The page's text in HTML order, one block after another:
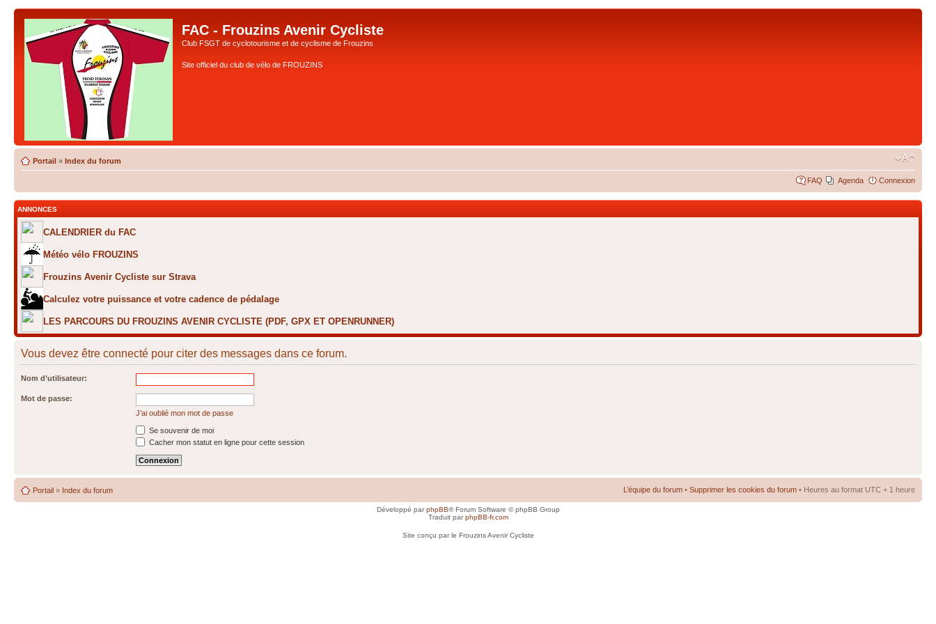
FAC - Frouzins Avenir Cycliste
Club FSGT de cyclotourisme et de cyclisme de Frouzins
Site officiel du club de vélo de FROUZINS
Portail » Index du forum
FAQ Agenda Connexion
ANNONCES
CALENDRIER du FAC
Météo vélo FROUZINS
Frouzins Avenir Cycliste sur Strava
Calculez votre puissance et votre cadence de pédalage
LES PARCOURS DU FROUZINS AVENIR CYCLISTE (PDF, GPX ET OPENRUNNER)
Vous devez être connecté pour citer des messages dans ce forum.
Nom d’utilisateur:
Mot de passe:
J’ai oublié mon mot de passe
Se souvenir de moi
Cacher mon statut en ligne pour cette session
Portail » Index du forum L’équipe du forum • Supprimer les cookies du forum • Heures au format UTC + 1 heure
Développé parphpBB® Forum Software © phpBB Group
Traduit parphpBB-fr.com
Site conçu par le Frouzins Avenir Cycliste